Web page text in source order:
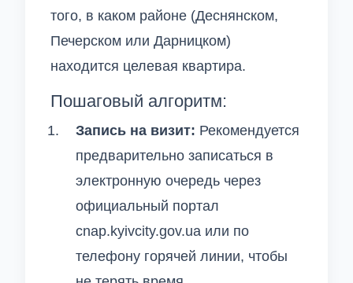
того, в каком районе (Деснянском,
Печерском или Дарницком)
находится целевая квартира.
Пошаговый алгоритм:
Запись на визит: Рекомендуется
предварительно записаться в
электронную очередь через
официальный портал
cnap.kyivcity.gov.ua или по
телефону горячей линии, чтобы